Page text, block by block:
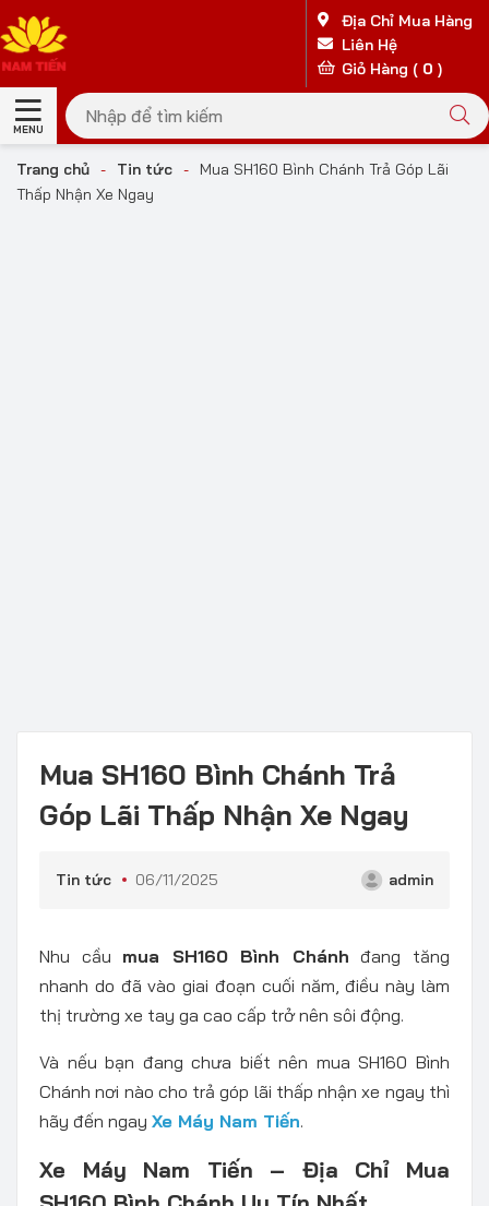
Địa Chỉ Mua Hàng
Liên Hệ
Giỏ Hàng ( 0 )
MENU
Trang chủ - Tin tức -
Mua SH160 Bình Chánh Trả Góp Lãi
Thấp Nhận Xe Ngay
Mua SH160 Bình Chánh Trả
Góp Lãi Thấp Nhận Xe Ngay
Tin tức 06/11/2025 admin
Nhu cầu mua SH160 Bình Chánh đang tăng
nhanh do đã vào giai đoạn cuối năm, điều này làm
thị trường xe tay ga cao cấp trở nên sôi động.
Và nếu bạn đang chưa biết nên mua SH160 Bình
Chánh nơi nào cho trả góp lãi thấp nhận xe ngay thì
hãy đến ngay Xe Máy Nam Tiến.
Xe Máy Nam Tiến – Địa Chỉ Mua